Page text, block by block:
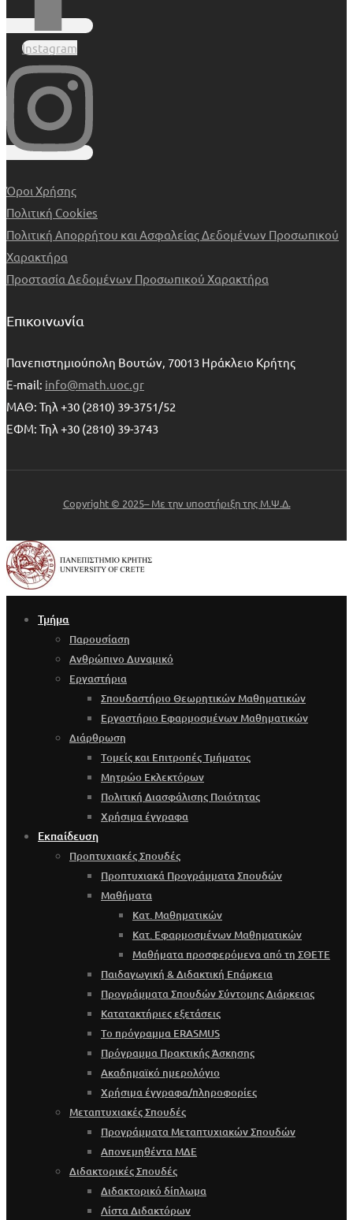
Instagram
Όροι Χρήσης
Πολιτική Cookies
Πολιτική Απορρήτου και Ασφαλείας Δεδομένων Προσωπικού
Χαρακτήρα
Προστασία Δεδομένων Προσωπικού Χαρακτήρα
Επικοινωνία
Πανεπιστημιούπολη Βουτών, 70013 Ηράκλειο Κρήτης
E-mail: info@math.uoc.gr
ΜΑΘ: Τηλ +30 (2810) 39-3751/52
ΕΦΜ: Τηλ +30 (2810) 39-3743
Copyright © 2025– Με την υποστήριξη της Μ.Ψ.Δ.
Τμήμα
Παρουσίαση
Ανθρώπινο Δυναμικό
Εργαστήρια
Σπουδαστήριο Θεωρητικών Μαθηματικών
Εργαστήριο Εφαρμοσμένων Μαθηματικών
Διάρθρωση
Τομείς και Επιτροπές Τμήματος
Μητρώο Εκλεκτόρων
Πολιτική Διασφάλισης Ποιότητας
Χρήσιμα έγγραφα
Εκπαίδευση
Προπτυχιακές Σπουδές
Προπτυχιακά Προγράμματα Σπουδών
Μαθήματα
Κατ. Μαθηματικών
Κατ. Εφαρμοσμένων Μαθηματικών
Μαθήματα προσφερόμενα από τη ΣΘΕΤΕ
Παιδαγωγική & Διδακτική Επάρκεια
Προγράμματα Σπουδών Σύντομης Διάρκειας
Κατατακτήριες εξετάσεις
Το πρόγραμμα ERASMUS
Πρόγραμμα Πρακτικής Άσκησης
Ακαδημαϊκό ημερολόγιο
Χρήσιμα έγγραφα/πληροφορίες
Μεταπτυχιακές Σπουδές
Προγράμματα Μεταπτυχιακών Σπουδών
Απονεμηθέντα ΜΔΕ
Διδακτορικές Σπουδές
Διδακτορικό δίπλωμα
Λίστα Διδακτόρων